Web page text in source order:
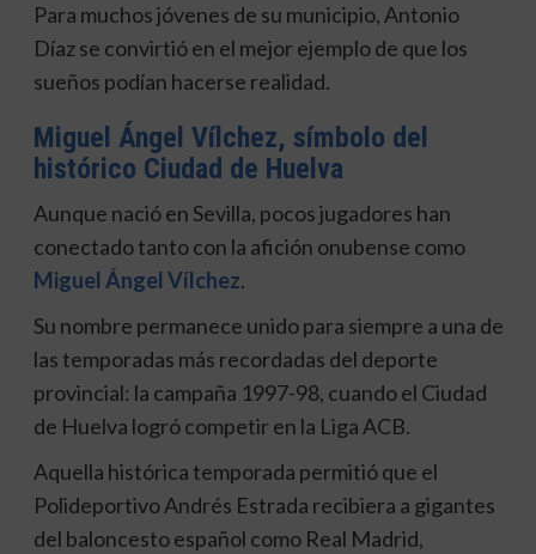
Para muchos jóvenes de su municipio, Antonio
Díaz se convirtió en el mejor ejemplo de que los
sueños podían hacerse realidad.
Miguel Ángel Vílchez, símbolo del
histórico Ciudad de Huelva
Aunque nació en Sevilla, pocos jugadores han
conectado tanto con la afición onubense como
Miguel Ángel Vílchez.
Su nombre permanece unido para siempre a una de
las temporadas más recordadas del deporte
provincial: la campaña 1997-98, cuando el Ciudad
de Huelva logró competir en la Liga ACB.
Aquella histórica temporada permitió que el
Polideportivo Andrés Estrada recibiera a gigantes
del baloncesto español como Real Madrid,